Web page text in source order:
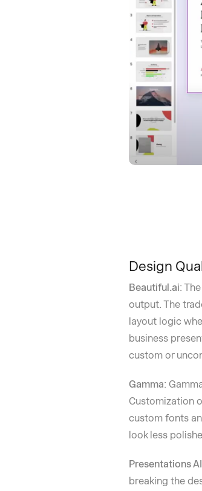
Design
Beautiful.ai:
output. The
layout logic
business
custom or
Gamma:
Customization
custom fonts
look less
Presentations AI
breaking the